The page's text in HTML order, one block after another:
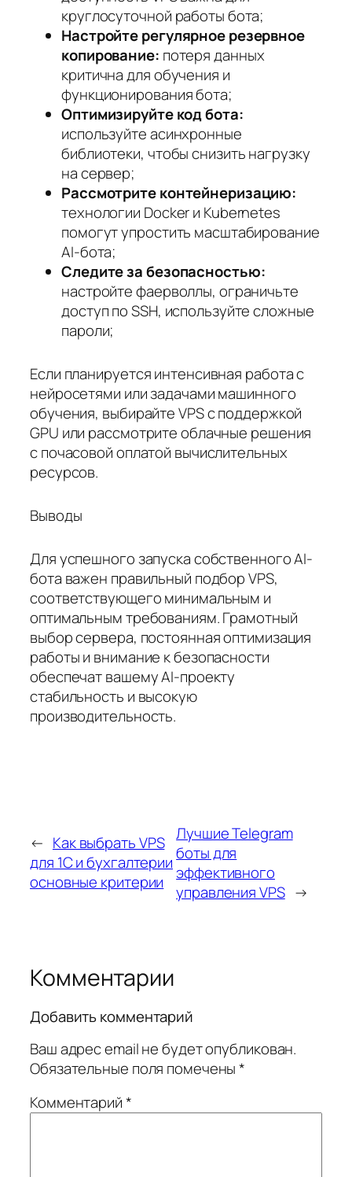
круглосуточной работы бота;
Настройте регулярное резервное
копирование: потеря данных
критична для обучения и
функционирования бота;
Оптимизируйте код бота:
используйте асинхронные
библиотеки, чтобы снизить нагрузку
на сервер;
Рассмотрите контейнеризацию:
технологии Docker и Kubernetes
помогут упростить масштабирование
AI-бота;
Следите за безопасностью:
настройте фаерволлы, ограничьте
доступ по SSH, используйте сложные
пароли;
Если планируется интенсивная работа с
нейросетями или задачами машинного
обучения, выбирайте VPS с поддержкой
GPU или рассмотрите облачные решения
с почасовой оплатой вычислительных
ресурсов.
Выводы
Для успешного запуска собственного AI-
бота важен правильный подбор VPS,
соответствующего минимальным и
оптимальным требованиям. Грамотный
выбор сервера, постоянная оптимизация
работы и внимание к безопасности
обеспечат вашему AI-проекту
стабильность и высокую
производительность.
← Как выбрать VPS
для 1С и бухгалтерии
основные критерии
Лучшие Telegram
боты для
эффективного
управления VPS →
Комментарии
Добавить комментарий
Ваш адрес email не будет опубликован.
Обязательные поля помечены*
Комментарий*